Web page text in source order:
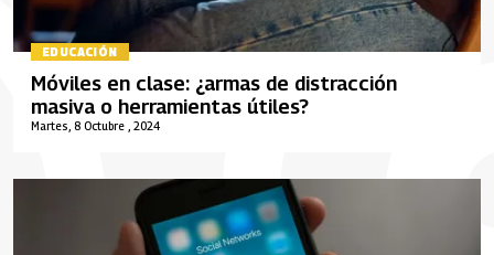
EDUCACIÓN
Martes, 8 Octubre , 2024
Móviles en clase: ¿armas de distracción
masiva o herramientas útiles?